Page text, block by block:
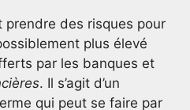
prendre des risques pour
plus élevé
par les banques et
. Il s’agit d’un
qui peut se faire par